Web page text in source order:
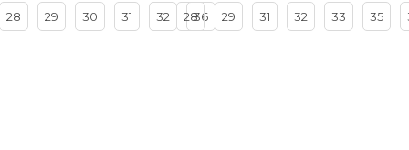
28 29 30 31 32 36
28 29 31 32 33 35